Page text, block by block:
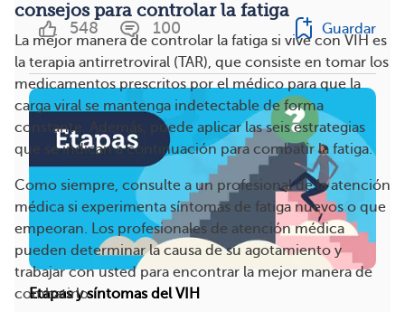
consejos para controlar la fatiga
La mejor manera de controlar la fatiga si vive con VIH es
la terapia antirretroviral (TAR), que consiste en tomar los
medicamentos prescritos por el médico para que la
carga viral se mantenga indetectable de forma
constante. Además, puede aplicar las seis estrategias
que se indican a continuación para combatir la fatiga.
Como siempre, consulte a un profesional de la atención
médica si experimenta síntomas de fatiga nuevos o que
empeoran. Los profesionales de atención médica
pueden determinar la causa de su agotamiento y
trabajar con usted para encontrar la mejor manera de
combatirlo.
548 100 Guardar
Etapas y síntomas del VIH